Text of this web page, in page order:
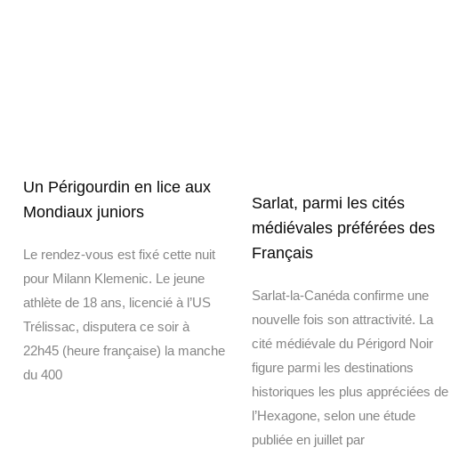
Un Périgourdin en lice aux
Mondiaux juniors
Le rendez-vous est fixé cette nuit
pour Milann Klemenic. Le jeune
athlète de 18 ans, licencié à l’US
Trélissac, disputera ce soir à
22h45 (heure française) la manche
du 400
Sarlat, parmi les cités
médiévales préférées des
Français
Sarlat-la-Canéda confirme une
nouvelle fois son attractivité. La
cité médiévale du Périgord Noir
figure parmi les destinations
historiques les plus appréciées de
l’Hexagone, selon une étude
publiée en juillet par